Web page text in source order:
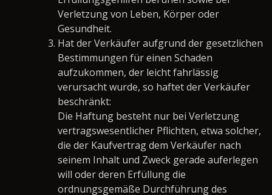
Verletzung von Leben, Körper oder
Gesundheit.
Hat der Verkäufer aufgrund der gesetzlichen
Bestimmungen für einen Schaden
aufzukommen, der leicht fahrlässig
verursacht wurde, so haftet der Verkäufer
beschränkt:
Die Haftung besteht nur bei Verletzung
vertragswesentlicher Pflichten, etwa solcher,
die der Kaufvertrag dem Verkäufer nach
seinem Inhalt und Zweck gerade auferlegen
will oder deren Erfüllung die
ordnungsgemäße Durchführung des